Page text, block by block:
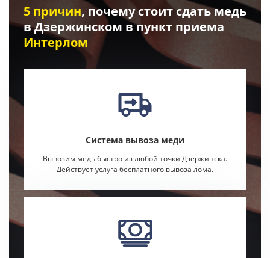
5 причин, почему стоит сдать медь
в Дзержинском в пункт приема
Интерлом
Система вывоза меди
Вывозим медь быстро из любой точки Дзержинска.
Действует услуга бесплатного вывоза лома.